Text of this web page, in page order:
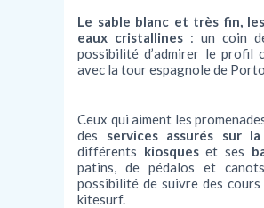
Le sable blanc et très fin,
eaux cristallines: un coin
possibilité d’admirer le profil
avec la tour espagnole de
Ceux qui aiment les
des services assurés sur
différents kiosqueset ses
patins, de pédalos et
possibilité de suivre des
kitesurf.